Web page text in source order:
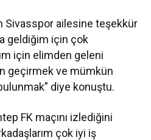
Sivasspor ailesine teşekkür
geldiğim için çok
için elimden geleni
geçirmek ve mümkün
diye konuştu.
FK maçını izlediğini
çok iyi iş